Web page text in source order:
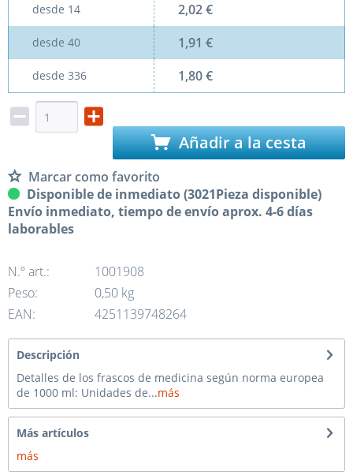
desde 14 2,02 €
desde 40 1,91 €
desde 336 1,80 €
Añadir a la cesta
Marcar como favorito
Disponible de inmediato (3021Pieza disponible)
Envío inmediato, tiempo de envío aprox. 4-6 días
laborables
N.º art.:
1001908
Peso:
0,50 kg
EAN:
4251139748264
Descripción
Detalles de los frascos de medicina según norma europea
de 1000 ml: Unidades de...más
Más artículos
más